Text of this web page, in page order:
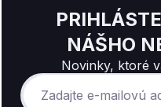
NÁŠHO
Novinky, ktoré